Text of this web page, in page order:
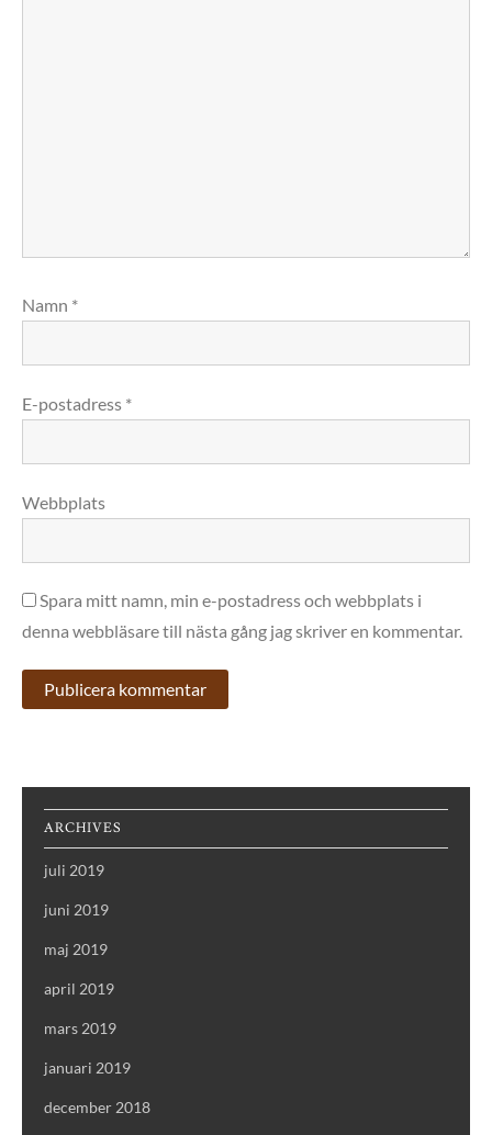
Namn *
E-postadress *
Webbplats
Spara mitt namn, min e-postadress och webbplats i
denna webbläsare till nästa gång jag skriver en kommentar.
ARCHIVES
juli 2019
juni 2019
maj 2019
april 2019
mars 2019
januari 2019
december 2018